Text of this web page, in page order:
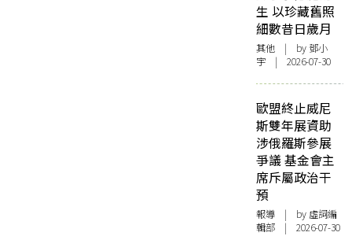
生 以珍藏舊照
細數昔日歲月
其他 | by 鄧小
宇 | 2026-07-30
歐盟終止威尼
斯雙年展資助
涉俄羅斯參展
爭議 基金會主
席斥屬政治干
預
報導 | by 虛詞編
輯部 | 2026-07-30